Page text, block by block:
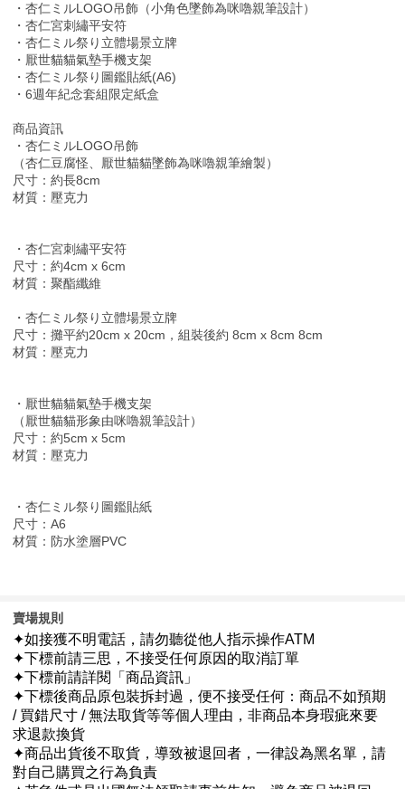
・杏仁ミルLOGO吊飾（小角色墜飾為咪嚕親筆設計）
・杏仁宮刺繡平安符
・杏仁ミル祭り立體場景立牌
・厭世貓貓氣墊手機支架
・杏仁ミル祭り圖鑑貼紙(A6)
・6週年紀念套組限定紙盒
商品資訊
・杏仁ミルLOGO吊飾
（杏仁豆腐怪、厭世貓貓墜飾為咪嚕親筆繪製）
尺寸：約長8cm
材質：壓克力
・杏仁宮刺繡平安符
尺寸：約4cm x 6cm
材質：聚酯纖維
・杏仁ミル祭り立體場景立牌
尺寸：攤平約20cm x 20cm，組裝後約 8cm x 8cm 8cm
材質：壓克力
・厭世貓貓氣墊手機支架
（厭世貓貓形象由咪嚕親筆設計）
尺寸：約5cm x 5cm
材質：壓克力
・杏仁ミル祭り圖鑑貼紙
尺寸：A6
材質：防水塗層PVC
賣場規則